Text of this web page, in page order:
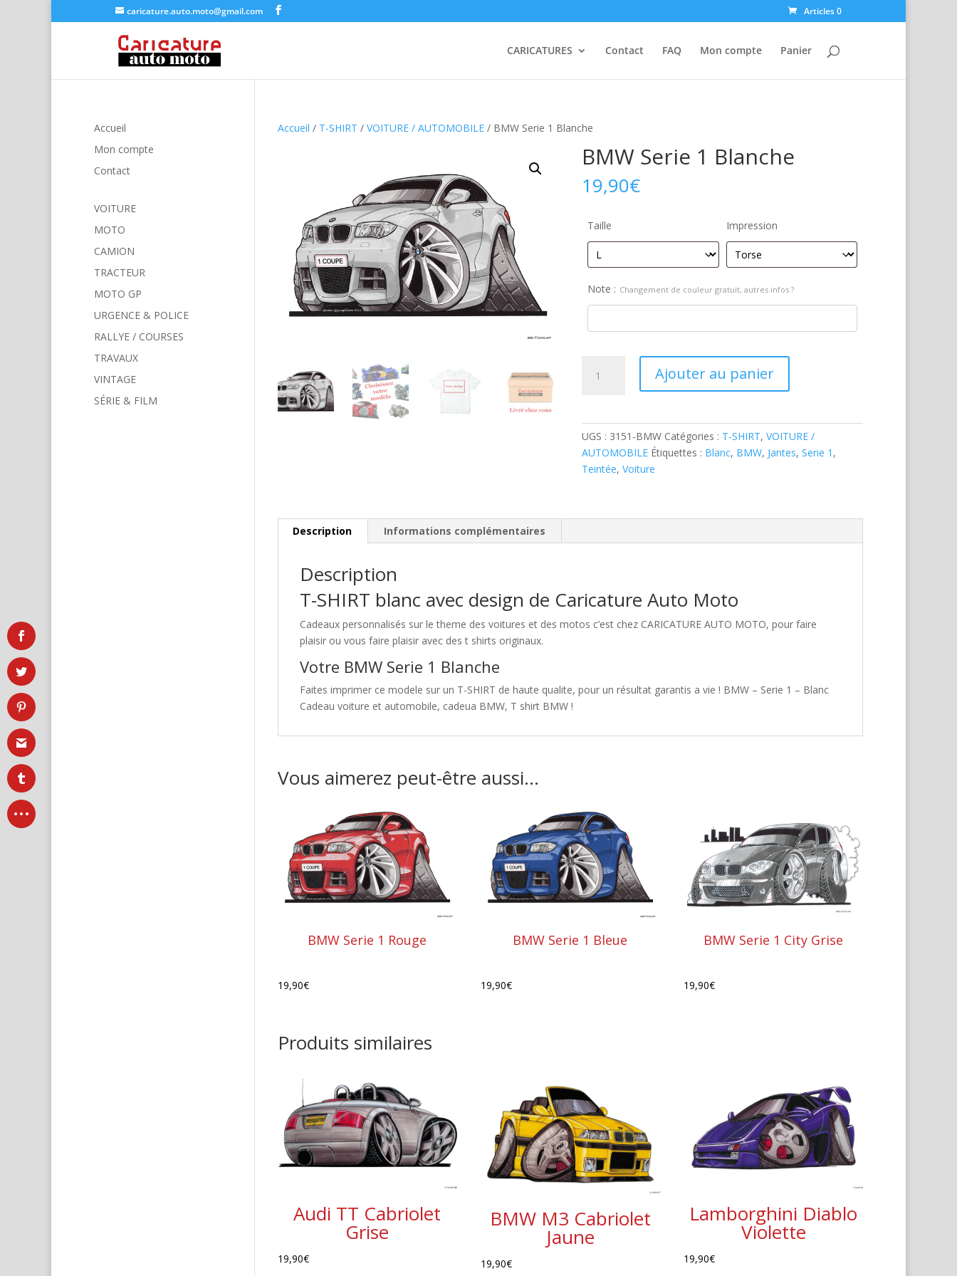
caricature.auto.moto@gmail.com Articles 0
CARICATURES Contact FAQ Mon compte Panier
Accueil / T-SHIRT / VOITURE / AUTOMOBILE/ BMW Serie 1 Blanche
BMW Serie 1 Blanche
19,90€
Taille Impression
Note : Changement de couleur gratuit, autres infos ?
Ajouter au panier
UGS : 3151-BMW Catégories : T-SHIRT,VOITURE /
AUTOMOBILE Étiquettes : Blanc, BMW, Jantes,Serie 1 ,
Teintée,Voiture
Description Informations complémentaires
Description
T-SHIRT blanc avec design de Caricature Auto Moto
Cadeaux personnalisés sur le theme des voitures et des motos c’est chez CARICATURE AUTO MOTO, pour faire
plaisir ou vous faire plaisir avec des t shirts originaux.
Votre BMW Serie 1 Blanche
Faites imprimer ce modele sur un T-SHIRT de haute qualite, pour un résultat garantis a vie ! BMW – Serie 1 – Blanc
Cadeau voiture et automobile, cadeua BMW, T shirt BMW !
Vous aimerez peut-être aussi…
BMW Serie 1 Rouge
19,90€
BMW Serie 1 Bleue
19,90€
BMW Serie 1 City Grise
19,90€
Produits similaires
Audi TT Cabriolet
Grise
19,90€
BMW M3 Cabriolet
Jaune
19,90€
Lamborghini Diablo
Violette
19,90€
Accueil
Mon compte
Contact
VOITURE
MOTO
CAMION
TRACTEUR
MOTO GP
URGENCE & POLICE
RALLYE / COURSES
TRAVAUX
VINTAGE
SÉRIE & FILM